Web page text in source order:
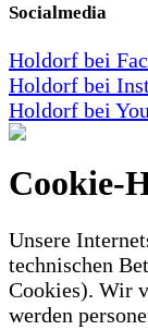
Socialmedia
Holdorf bei
Holdorf bei
Holdorf bei
Cookie-
Unsere
technischen
Cookies). Wir
werden